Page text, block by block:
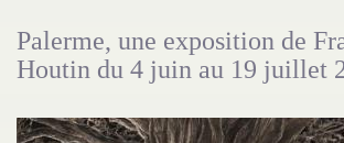
Palerme, une exposition de
Houtin du 4 juin au 19 juillet